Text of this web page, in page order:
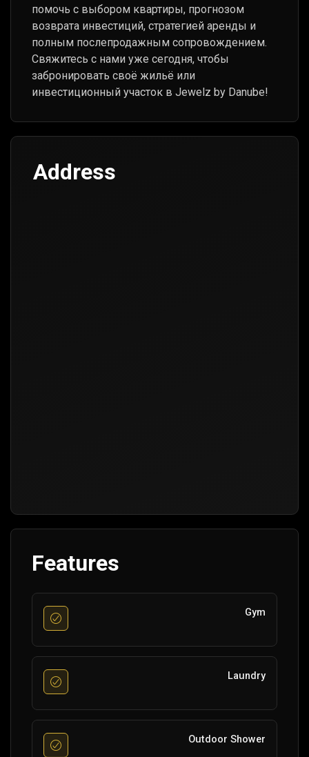
помочь с выбором квартиры, прогнозом
возврата инвестиций, стратегией аренды и
полным послепродажным сопровождением.
Свяжитесь с нами уже сегодня, чтобы
забронировать своё жильё или
инвестиционный участок в Jewelz by Danube!
Address
Features
Gym
Laundry
Outdoor Shower